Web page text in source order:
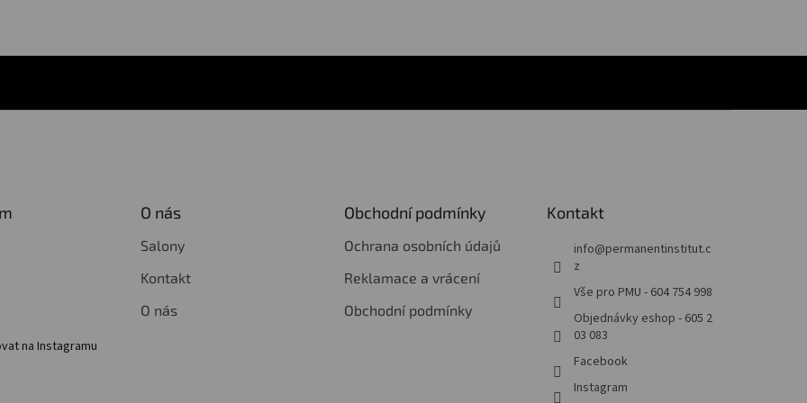
na Instagramu
O nás
Salony
Kontakt
O nás
Obchodní podmínky
Ochrana osobních údajů
Reklamace a vrácení
Obchodní podmínky
Kontakt
info@permanentinstitut.c
z
Vše pro PMU - 604 754 998
Objednávky eshop - 605 2
03 083
Facebook
Instagram